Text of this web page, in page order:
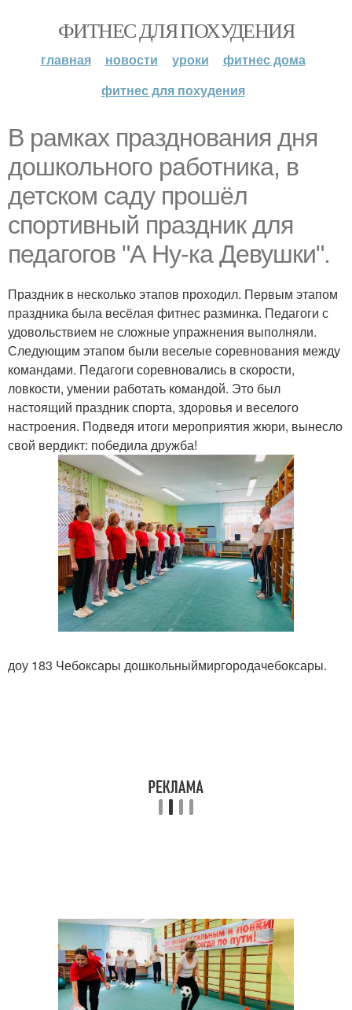
ФИТНЕС ДЛЯ ПОХУДЕНИЯ
главная новости уроки
фитнес дома
фитнес для похудения
В рамках празднования дня
дошкольного работника, в
детском саду прошёл
спортивный праздник для
педагогов "А Ну-ка Девушки".
Праздник в несколько этапов проходил. Первым этапом
праздника была весёлая фитнес разминка. Педагоги с
удовольствием не сложные упражнения выполняли.
Следующим этапом были веселые соревнования между
командами. Педагоги соревновались в скорости,
ловкости, умении работать командой. Это был
настоящий праздник спорта, здоровья и веселого
настроения. Подведя итоги мероприятия жюри, вынесло
свой вердикт: победила дружба!
доу 183 Чебоксары дошкольныймиргородачебоксары.